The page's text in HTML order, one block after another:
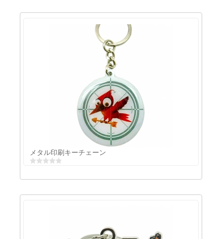
フィギュア印刷キーリング
メタル印刷キーチェーン